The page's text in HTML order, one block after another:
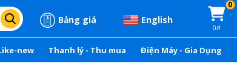
Bảng giá English
0
0đ
new Thanh lý - Thu mua Điện Máy - Gia Dụng